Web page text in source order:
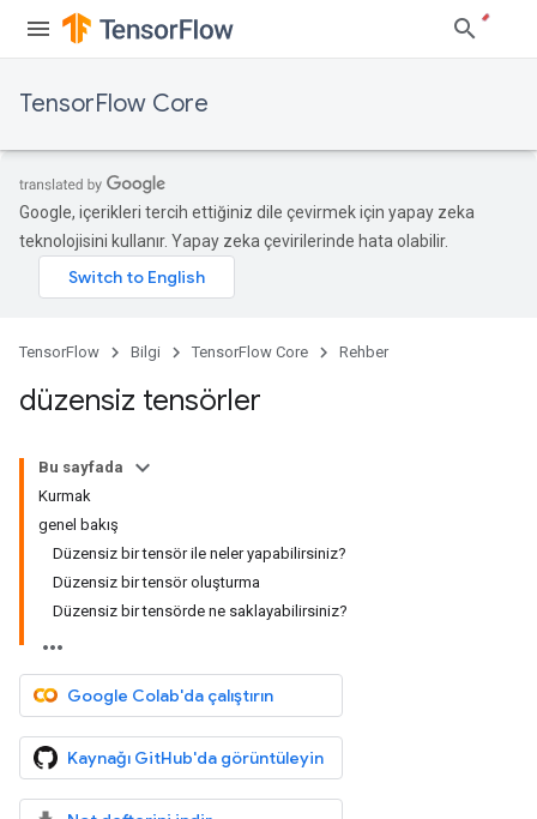
TensorFlow Core
Google, içerikleri tercih ettiğiniz dile çevirmek için yapay zeka
teknolojisini kullanır. Yapay zeka çevirilerinde hata olabilir.
TensorFlow Bilgi TensorFlow Core Rehber
düzensiz tensörler
Bu sayfada
Kurmak
genel bakış
Düzensiz bir tensör ile neler yapabilirsiniz?
Düzensiz bir tensör oluşturma
Düzensiz bir tensörde ne saklayabilirsiniz?
Google Colab'da çalıştırın
Kaynağı GitHub'da görüntüleyin